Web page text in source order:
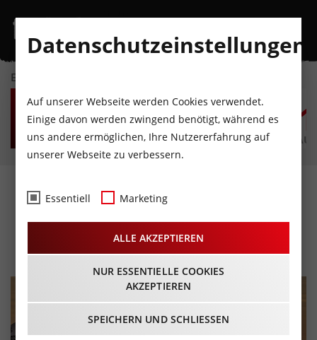
EVENTKALENDER
DO
6
AUGUST
FR
7
AUGUST
SA
8
AUGUST
SO
9
AUGUST
MO
10
AUGUST
Bergfestival in der
Bergwelt Hahnenkamm
27.06.2026 - Beginn 09:00 Uhr
Datenschutzeinstellungen
Auf unserer Webseite werden Cookies verwendet.
Einige davon werden zwingend benötigt, während es
uns andere ermöglichen, Ihre Nutzererfahrung auf
unserer Webseite zu verbessern.
Essentiell Marketing
ALLE AKZEPTIEREN
NUR ESSENTIELLE COOKIES
AKZEPTIEREN
SPEICHERN UND SCHLIESSEN